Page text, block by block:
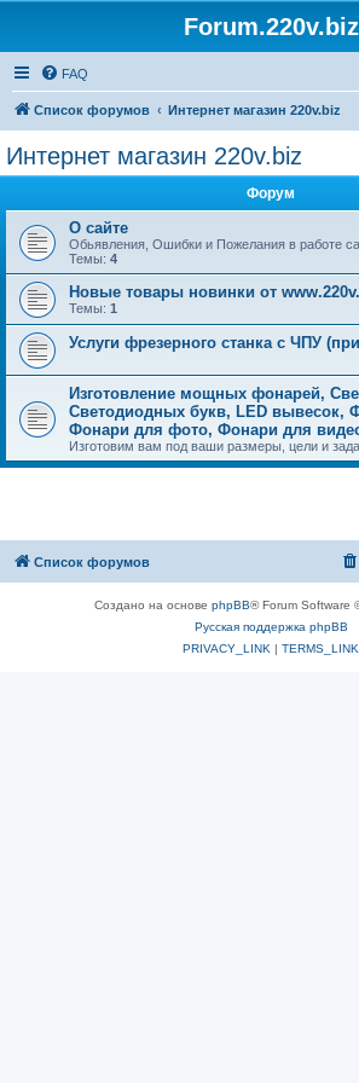
Forum.220v.biz
FAQ
Список форумов Интернет магазин 220v.biz
Интернет магазин 220v.biz
Форум
О сайте
Обьявления, Ошибки и Пожелания в работе
Темы: 4
Новые товары новинки от
Темы: 1
Услуги фрезерного станка с ЧПУ
Изготовление мощных фонарей,
Светодиодных букв, LED вывесок,
Фонари для фото, Фонари для
Изготовим вам под ваши размеры, цели и
Список форумов
Создано на основе phpBB® Forum Software
Русская поддержка phpBB
PRIVACY_LINK | TERMS_LINK